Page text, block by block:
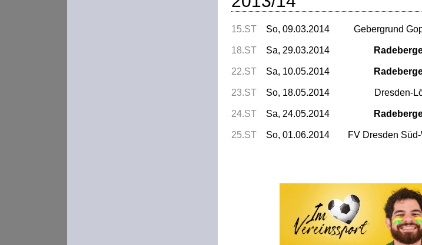
15.ST So, 09.03.2014 Gebergrund
18.ST Sa, 29.03.2014
22.ST Sa, 10.05.2014
23.ST So, 18.05.2014 Dresden-
24.ST Sa, 24.05.2014
25.ST So, 01.06.2014 FV Dresden